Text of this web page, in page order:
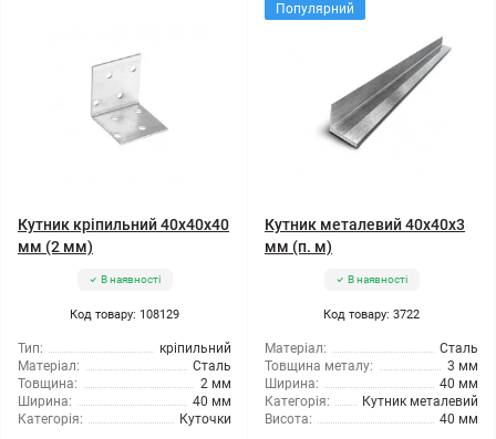
Кутник кріпильний 40x40x40
мм (2 мм)
В наявності
Код товару: 108129
Тип:
кріпильний
Матеріал:
Сталь
Товщина:
2 мм
Ширина:
40 мм
Категорія:
Куточки
Популярний
Кутник металевий 40x40x3
мм (п. м)
В наявності
Код товару: 3722
Матеріал:
Сталь
Товщина металу:
3 мм
Ширина:
40 мм
Категорія:
Кутник металевий
Висота:
40 мм